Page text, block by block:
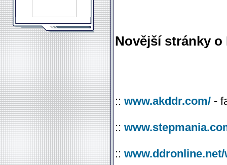
Novější stránky o
:: www.akddr.com/ -
::
::